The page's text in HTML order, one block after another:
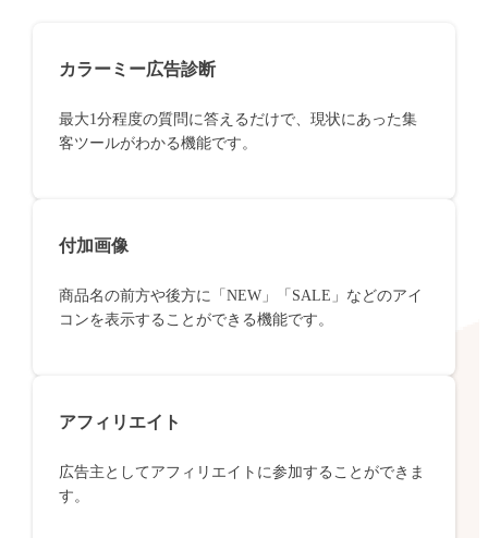
カラーミー広告診断
最大1分程度の質問に答えるだけで、現状にあった集
客ツールがわかる機能です。
付加画像
商品名の前方や後方に「NEW」「SALE」などのアイ
コンを表示することができる機能です。
アフィリエイト
広告主としてアフィリエイトに参加することができま
す。